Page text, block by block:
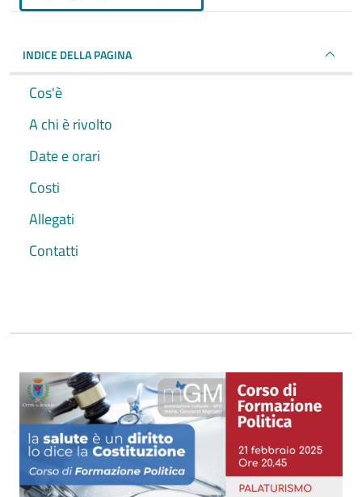
INDICE DELLA PAGINA
Cos'è
A chi è rivolto
Date e orari
Costi
Allegati
Contatti